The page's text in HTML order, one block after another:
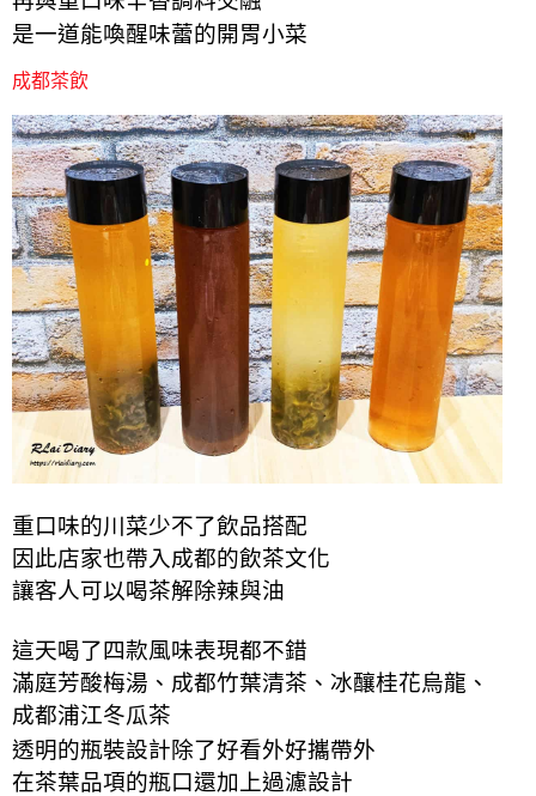
是一道能喚醒味蕾的開胃小菜
成都茶飲
重口味的川菜少不了飲品搭配
因此店家也帶入成都的飲茶文化
讓客人可以喝茶解除辣與油
這天喝了四款風味表現都不錯
滿庭芳酸梅湯、成都竹葉清茶、冰釀桂花烏龍、
成都浦江冬瓜茶
透明的瓶裝設計除了好看外好攜帶外
在茶葉品項的瓶口還加上過濾設計